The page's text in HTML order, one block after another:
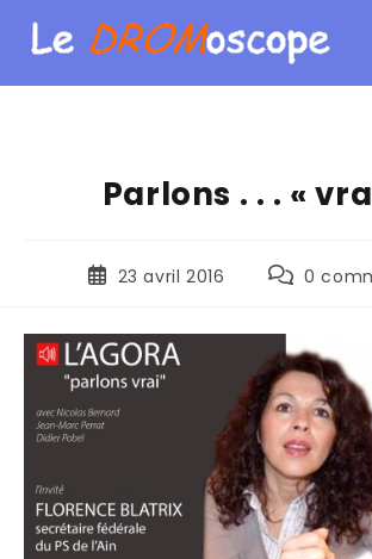
Parlons . . . «
23 avril 2016 0